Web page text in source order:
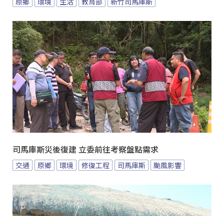
司馬庫斯災後復建 立委前往考察盤點需求
交通 原鄉 環境 修復工程 司馬庫斯 颱風影響